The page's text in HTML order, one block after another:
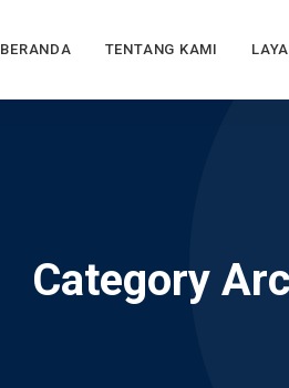
BERANDA TENTANG KAMI
Category